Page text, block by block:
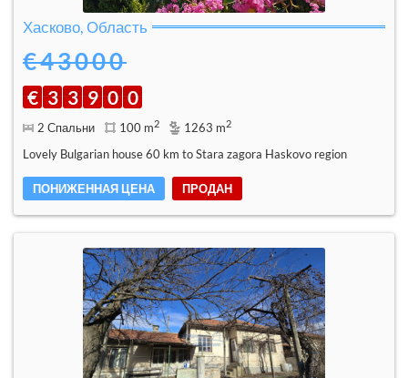
Хасково, Область
€43000
€ 3 3 9 0 0
2 Спальни 100 m2 1263 m2
Lovely Bulgarian house 60 km to Stara zagora Haskovo region
ПОНИЖЕННАЯ ЦЕНА ПРОДАН